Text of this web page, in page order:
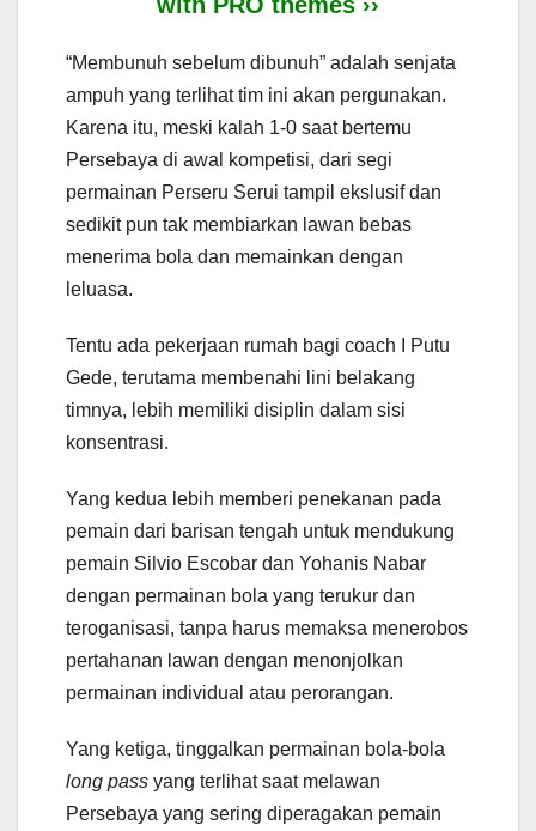
“Membunuh sebelum dibunuh” adalah senjata
ampuh yang terlihat tim ini akan pergunakan.
Karena itu, meski kalah 1-0 saat bertemu
Persebaya di awal kompetisi, dari segi
permainan Perseru Serui tampil ekslusif dan
sedikit pun tak membiarkan lawan bebas
menerima bola dan memainkan dengan
leluasa.
Tentu ada pekerjaan rumah bagi coach I Putu
Gede, terutama membenahi lini belakang
timnya, lebih memiliki disiplin dalam sisi
konsentrasi.
Yang kedua lebih memberi penekanan pada
pemain dari barisan tengah untuk mendukung
pemain Silvio Escobar dan Yohanis Nabar
dengan permainan bola yang terukur dan
teroganisasi, tanpa harus memaksa menerobos
pertahanan lawan dengan menonjolkan
permainan individual atau perorangan.
Yang ketiga, tinggalkan permainan bola-bola
long pass yang terlihat saat melawan
Persebaya yang sering diperagakan pemain